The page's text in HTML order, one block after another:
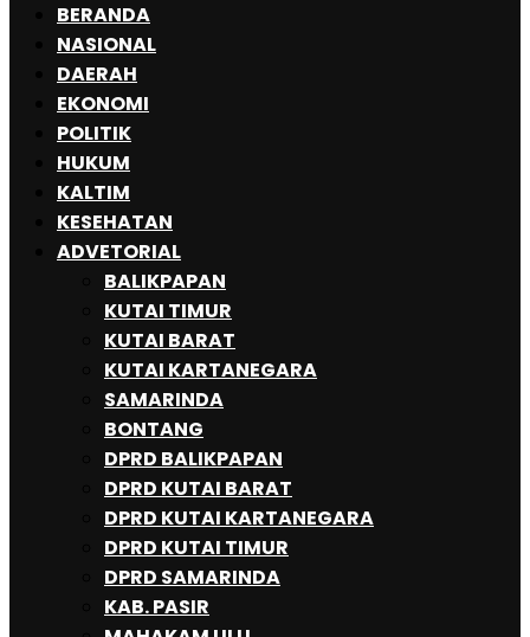
BERANDA
NASIONAL
DAERAH
EKONOMI
POLITIK
HUKUM
KALTIM
KESEHATAN
ADVETORIAL
BALIKPAPAN
KUTAI TIMUR
KUTAI BARAT
KUTAI KARTANEGARA
SAMARINDA
BONTANG
DPRD BALIKPAPAN
DPRD KUTAI BARAT
DPRD KUTAI KARTANEGARA
DPRD KUTAI TIMUR
DPRD SAMARINDA
KAB. PASIR